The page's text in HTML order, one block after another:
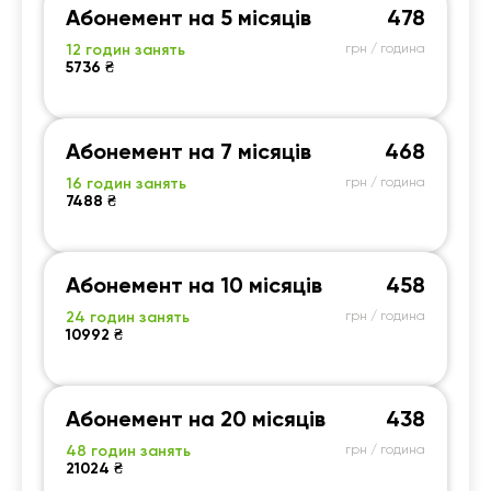
Абонемент на 5 місяців
12 годин занять
5736 ₴
478
грн / година
Абонемент на 7 місяців
16 годин занять
7488 ₴
468
грн / година
Абонемент на 10 місяців
24 годин занять
10992 ₴
458
грн / година
Абонемент на 20 місяців
48 годин занять
21024 ₴
438
грн / година